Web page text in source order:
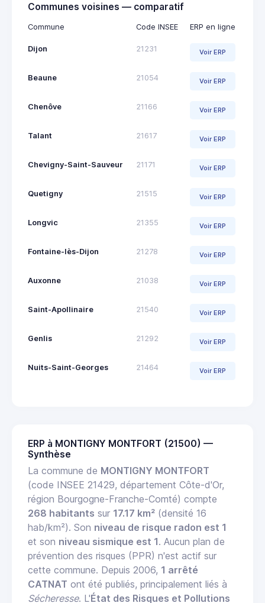
Communes voisines — comparatif
Commune Code INSEE ERP en ligne
Dijon 21231 Voir ERP
Beaune 21054 Voir ERP
Chenôve 21166 Voir ERP
Talant 21617 Voir ERP
Chevigny-Saint-Sauveur 21171 Voir ERP
Quetigny 21515 Voir ERP
Longvic 21355 Voir ERP
Fontaine-lès-Dijon 21278 Voir ERP
Auxonne 21038 Voir ERP
Saint-Apollinaire 21540 Voir ERP
Genlis 21292 Voir ERP
Nuits-Saint-Georges 21464 Voir ERP
ERP à MONTIGNY MONTFORT (21500) —
Synthèse
La commune de MONTIGNY MONTFORT
(code INSEE 21429, département Côte-d'Or,
région Bourgogne-Franche-Comté) compte
268 habitants sur 17.17 km² (densité 16
hab/km²). Son niveau de risque radon est 1
et son niveau sismique est 1. Aucun plan de
prévention des risques (PPR) n'est actif sur
cette commune. Depuis 2006, 1 arrêté
CATNAT ont été publiés, principalement liés à
Sécheresse. L'État des Risques et Pollutions